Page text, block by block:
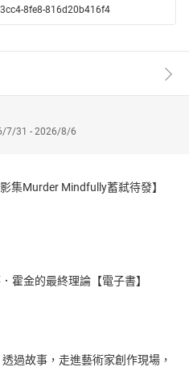
8fe8-816d20b416f4
7/31 - 2026/8/6
集Murder Mindfully蓄弒待發】
霍金的最終理論【電子書】
過故事，走進藝術家創作現場，